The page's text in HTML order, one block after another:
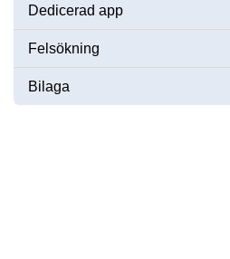
Dedicerad app
Felsökning
Bilaga